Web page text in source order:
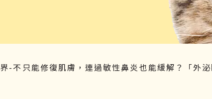
-不只能修復肌膚，連過敏性鼻炎也能緩解？「外